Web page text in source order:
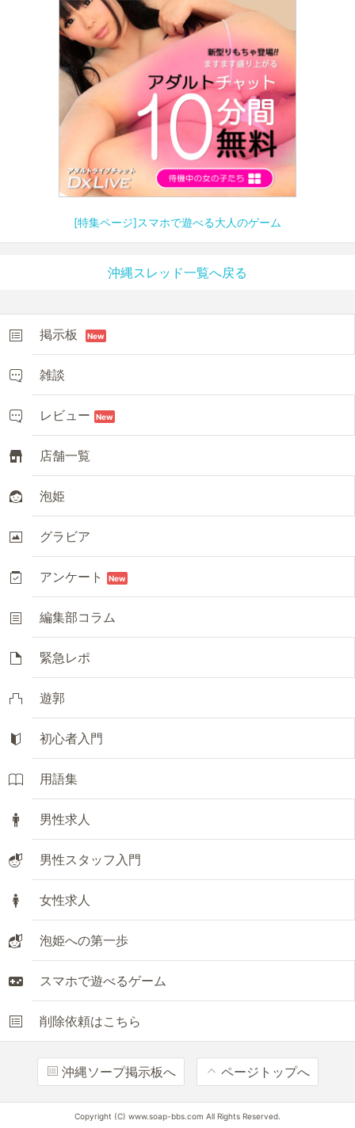
[特集ページ]スマホで遊べる大人のゲーム
沖縄スレッド一覧へ戻る
掲示板 New
雑談
レビュー New
店舗一覧
泡姫
グラビア
アンケート New
編集部コラム
緊急レポ
遊郭
初心者入門
用語集
男性求人
男性スタッフ入門
女性求人
泡姫への第一歩
スマホで遊べるゲーム
削除依頼はこちら
沖縄ソープ掲示板へ ページトップへ
Copyright (C) www.soap-bbs.com All Rights Reserved.